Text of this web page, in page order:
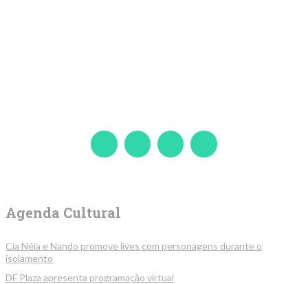
Agenda Cultural
Cia Néia e Nando promove lives com personagens durante o
isolamento
DF Plaza apresenta programação virtual